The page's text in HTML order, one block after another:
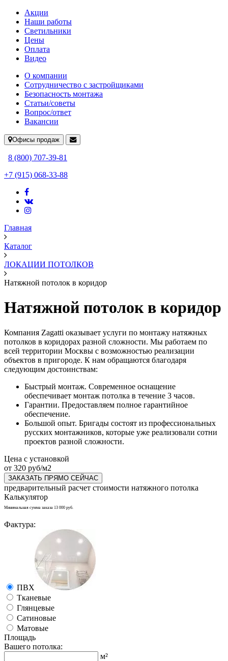
Акции
Наши работы
Светильники
Цены
Оплата
Видео
О компании
Сотрудничество с застройщиками
Безопасность монтажа
Статьи/советы
Вопрос/ответ
Вакансии
Офисы продаж
8 (800) 707-39-81
+7 (915) 068-33-88
Главная
Каталог
ЛОКАЦИИ ПОТОЛКОВ
Натяжной потолок в коридор
Натяжной потолок в коридор
Компания Zagatti оказывает услуги по монтажу натяжных
потолков в коридорах разной сложности. Мы работаем по
всей территории Москвы с возможностью реализации
объектов в пригороде. К нам обращаются благодаря
следующим достоинствам:
Быстрый монтаж. Современное оснащение
обеспечивает монтаж потолка в течение 3 часов.
Гарантии. Предоставляем полное гарантийное
обеспечение.
Большой опыт. Бригады состоят из профессиональных
русских монтажников, которые уже реализовали сотни
проектов разной сложности.
Цена с установкой
от 320 руб/м2
ЗАКАЗАТЬ ПРЯМО СЕЙЧАС
предварительный расчет стоимости натяжного потолка
Калькулятор
Минимальная сумма заказа 13 000 руб.
Фактура:
ПВХ
Тканевые
Глянцевые
Сатиновые
Матовые
Площадь
Вашего потолка:
м²